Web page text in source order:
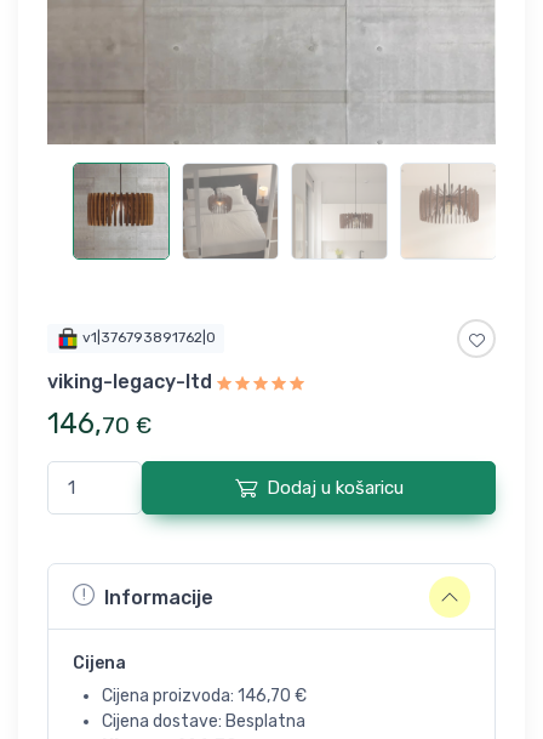
v1|376793891762|0
viking-legacy-ltd
146,70 €
Dodaj u košaricu
Informacije
Cijena
Cijena proizvoda: 146,70 €
Cijena dostave: Besplatna